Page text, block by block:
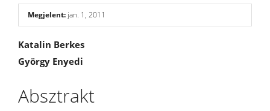
Megjelent: jan. 1, 2011
Katalin Berkes
György Enyedi
Absztrakt